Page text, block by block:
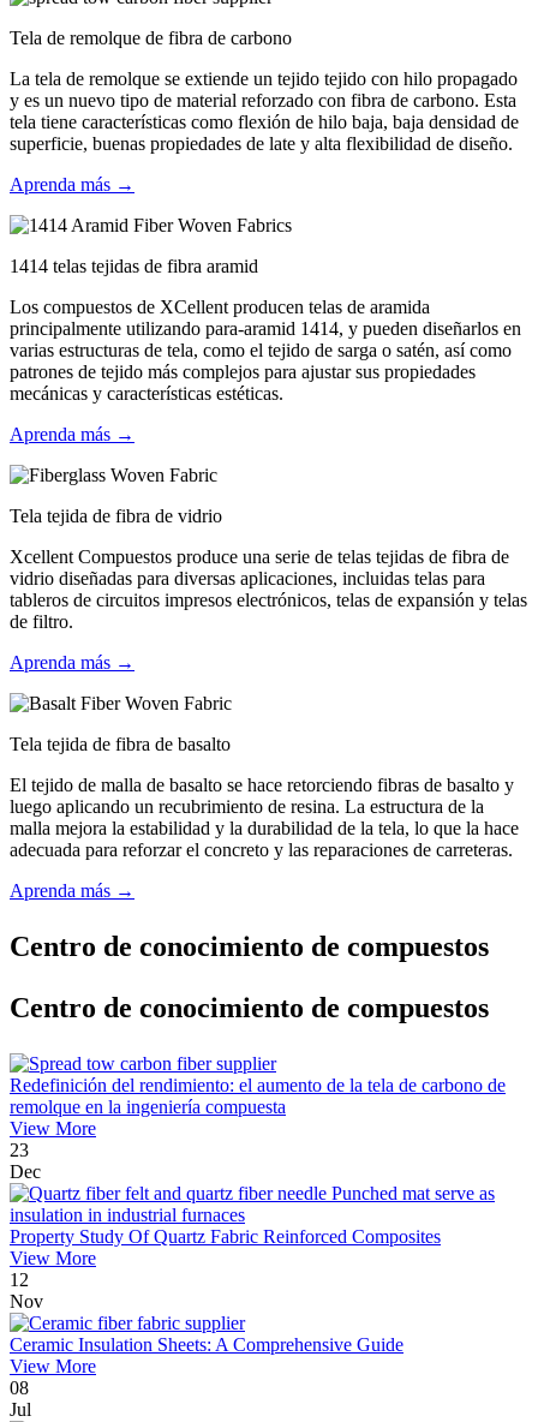
Tela de remolque de fibra de carbono
La tela de remolque se extiende un tejido tejido con hilo propagado
y es un nuevo tipo de material reforzado con fibra de carbono. Esta
tela tiene características como flexión de hilo baja, baja densidad de
superficie, buenas propiedades de late y alta flexibilidad de diseño.
Aprenda más →
1414 telas tejidas de fibra aramid
Los compuestos de XCellent producen telas de aramida
principalmente utilizando para-aramid 1414, y pueden diseñarlos en
varias estructuras de tela, como el tejido de sarga o satén, así como
patrones de tejido más complejos para ajustar sus propiedades
mecánicas y características estéticas.
Aprenda más →
Tela tejida de fibra de vidrio
Xcellent Compuestos produce una serie de telas tejidas de fibra de
vidrio diseñadas para diversas aplicaciones, incluidas telas para
tableros de circuitos impresos electrónicos, telas de expansión y telas
de filtro.
Aprenda más →
Tela tejida de fibra de basalto
El tejido de malla de basalto se hace retorciendo fibras de basalto y
luego aplicando un recubrimiento de resina. La estructura de la
malla mejora la estabilidad y la durabilidad de la tela, lo que la hace
adecuada para reforzar el concreto y las reparaciones de carreteras.
Aprenda más →
Centro de conocimiento de compuestos
Centro de conocimiento de compuestos
Redefinición del rendimiento: el aumento de la tela de carbono de
remolque en la ingeniería compuesta
View More
23
Dec
Property Study Of Quartz Fabric Reinforced Composites
View More
12
Nov
Ceramic Insulation Sheets: A Comprehensive Guide
View More
08
Jul